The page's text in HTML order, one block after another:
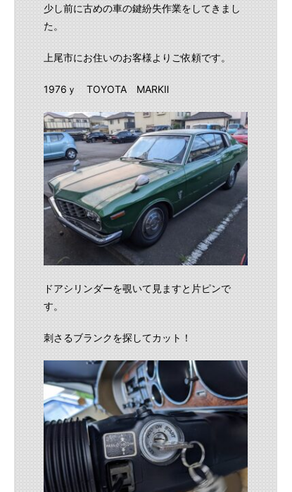
少し前に古めの車の鍵紛失作業をしてきまし
た。
上尾市にお住いのお客様よりご依頼です。
1976ｙ TOYOTA MARKⅡ
ドアシリンダーを覗いて見ますと片ピンで
す。
刺さるブランクを探してカット！